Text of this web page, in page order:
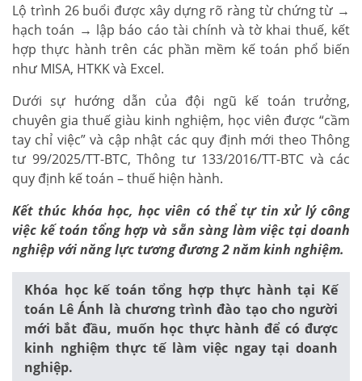
Lộ trình 26 buổi được xây dựng rõ ràng từ chứng từ →
hạch toán → lập báo cáo tài chính và tờ khai thuế, kết
hợp thực hành trên các phần mềm kế toán phổ biến
như MISA, HTKK và Excel.
Dưới sự hướng dẫn của đội ngũ kế toán trưởng,
chuyên gia thuế giàu kinh nghiệm, học viên được “cầm
tay chỉ việc” và cập nhật các quy định mới theo Thông
tư 99/2025/TT-BTC, Thông tư 133/2016/TT-BTC và các
quy định kế toán – thuế hiện hành.
Kết thúc khóa học, học viên có thể tự tin xử lý công
việc kế toán tổng hợp và sẵn sàng làm việc tại doanh
nghiệp với năng lực tương đương 2 năm kinh nghiệm.
Khóa học kế toán tổng hợp thực hành tại Kế
toán Lê Ánh là chương trình đào tạo cho người
mới bắt đầu, muốn học thực hành để có được
kinh nghiệm thực tế làm việc ngay tại doanh
nghiệp.